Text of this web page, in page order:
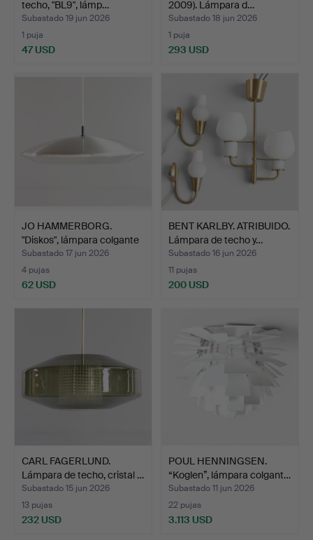
techo, "BL9", lámp…
Subastado 19 jun 2026
1 puja
47 USD
2009). Lámpara d…
Subastado 18 jun 2026
1 puja
293 USD
JO HAMMERBORG.
"Diskos", lámpara colgante
…
Subastado 17 jun 2026
4 pujas
62 USD
BENT KARLBY. ATRIBUIDO.
Lámpara de techo y…
Subastado 16 jun 2026
11 pujas
200 USD
CARL FAGERLUND.
Lámpara de techo, cristal …
Subastado 15 jun 2026
13 pujas
232 USD
POUL HENNINGSEN.
“Koglen”, lámpara colgant…
Subastado 11 jun 2026
22 pujas
3.113 USD